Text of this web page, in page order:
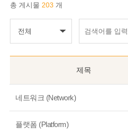
총 게시물 203 개
전체
제목
네트워크 (Network)
플랫폼 (Platform)